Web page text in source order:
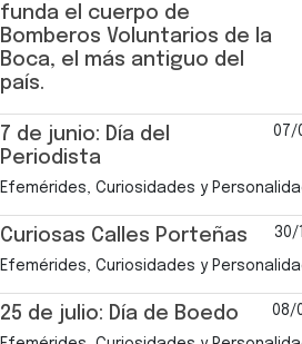
funda el cuerpo de
Bomberos Voluntarios de la
Boca, el más antiguo del
país.
7 de junio: Día del
Periodista
07/
Efemérides, Curiosidades y
Curiosas Calles Porteñas 30/
Efemérides, Curiosidades y
25 de julio: Día de Boedo 08/